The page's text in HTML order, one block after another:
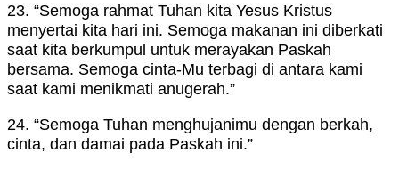
23. “Semoga rahmat Tuhan kita Yesus Kristus
menyertai kita hari ini. Semoga makanan ini diberkati
saat kita berkumpul untuk merayakan Paskah
bersama. Semoga cinta-Mu terbagi di antara kami
saat kami menikmati anugerah.”
24. “Semoga Tuhan menghujanimu dengan berkah,
cinta, dan damai pada Paskah ini.”